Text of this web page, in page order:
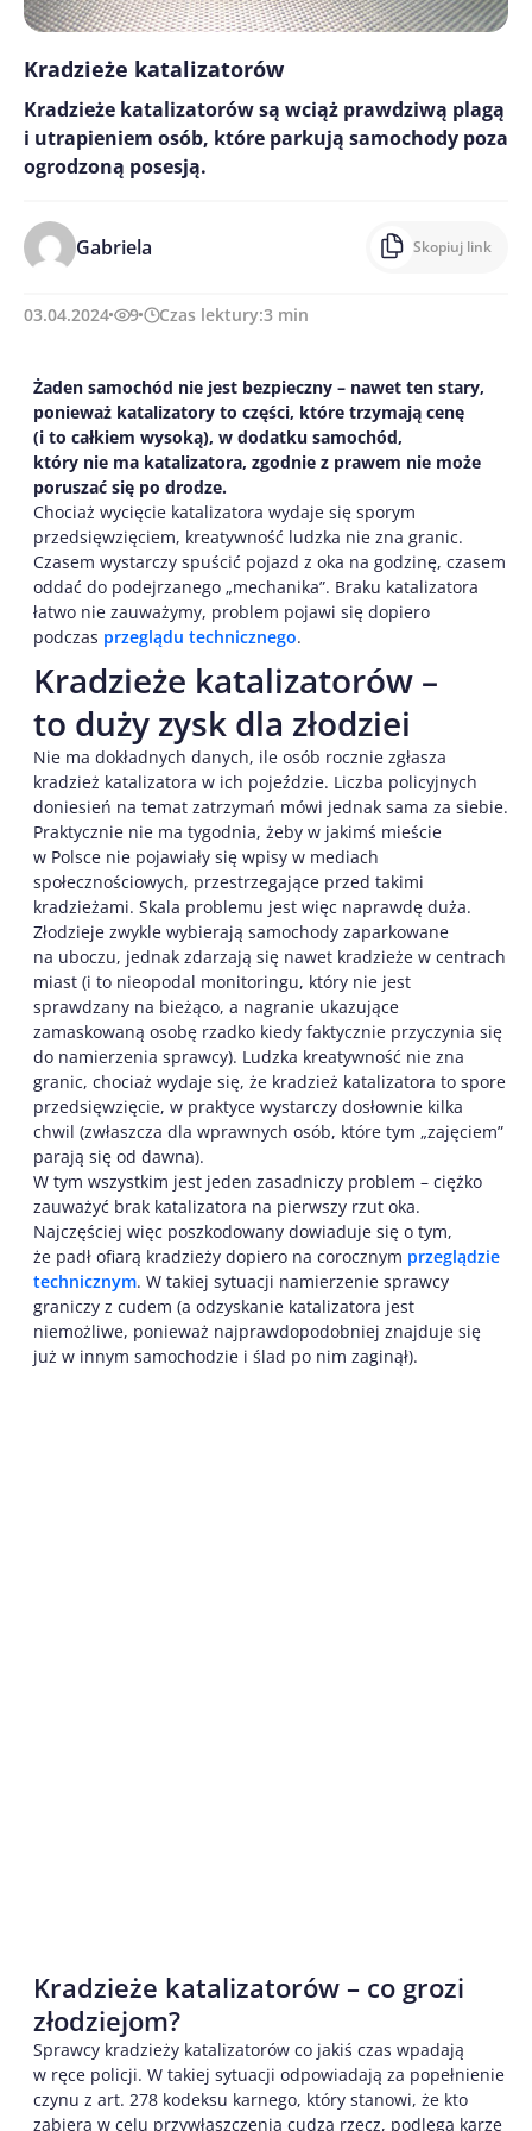
Kradzieże katalizatorów
Kradzieże katalizatorów są wciąż prawdziwą plagą
i utrapieniem osób, które parkują samochody poza
ogrodzoną posesją.
Gabriela Skopiuj link
03.04.2024 9 Czas lektury:3 min
Żaden samochód nie jest bezpieczny – nawet ten stary,
ponieważ katalizatory to części, które trzymają cenę
(i to całkiem wysoką), w dodatku samochód,
który nie ma katalizatora, zgodnie z prawem nie może
poruszać się po drodze.
Chociaż wycięcie katalizatora wydaje się sporym
przedsięwzięciem, kreatywność ludzka nie zna granic.
Czasem wystarczy spuścić pojazd z oka na godzinę, czasem
oddać do podejrzanego „mechanika”. Braku katalizatora
łatwo nie zauważymy, problem pojawi się dopiero
podczas przeglądu technicznego.
Kradzieże katalizatorów –
to duży zysk dla złodziei
Nie ma dokładnych danych, ile osób rocznie zgłasza
kradzież katalizatora w ich pojeździe. Liczba policyjnych
doniesień na temat zatrzymań mówi jednak sama za siebie.
Praktycznie nie ma tygodnia, żeby w jakimś mieście
w Polsce nie pojawiały się wpisy w mediach
społecznościowych, przestrzegające przed takimi
kradzieżami. Skala problemu jest więc naprawdę duża.
Złodzieje zwykle wybierają samochody zaparkowane
na uboczu, jednak zdarzają się nawet kradzieże w centrach
miast (i to nieopodal monitoringu, który nie jest
sprawdzany na bieżąco, a nagranie ukazujące
zamaskowaną osobę rzadko kiedy faktycznie przyczynia się
do namierzenia sprawcy). Ludzka kreatywność nie zna
granic, chociaż wydaje się, że kradzież katalizatora to spore
przedsięwzięcie, w praktyce wystarczy dosłownie kilka
chwil (zwłaszcza dla wprawnych osób, które tym „zajęciem”
parają się od dawna).
W tym wszystkim jest jeden zasadniczy problem – ciężko
zauważyć brak katalizatora na pierwszy rzut oka.
Najczęściej więc poszkodowany dowiaduje się o tym,
że padł ofiarą kradzieży dopiero na corocznym przeglądzie
technicznym. W takiej sytuacji namierzenie sprawcy
graniczy z cudem (a odzyskanie katalizatora jest
niemożliwe, ponieważ najprawdopodobniej znajduje się
już w innym samochodzie i ślad po nim zaginął).
Kradzieże katalizatorów – co grozi
złodziejom?
Sprawcy kradzieży katalizatorów co jakiś czas wpadają
w ręce policji. W takiej sytuacji odpowiadają za popełnienie
czynu z art. 278 kodeksu karnego, który stanowi, że kto
zabiera w celu przywłaszczenia cudzą rzecz, podlega karze